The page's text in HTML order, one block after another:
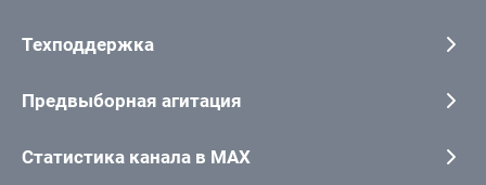
Техподдержка
Предвыборная агитация
Статистика канала в MAX